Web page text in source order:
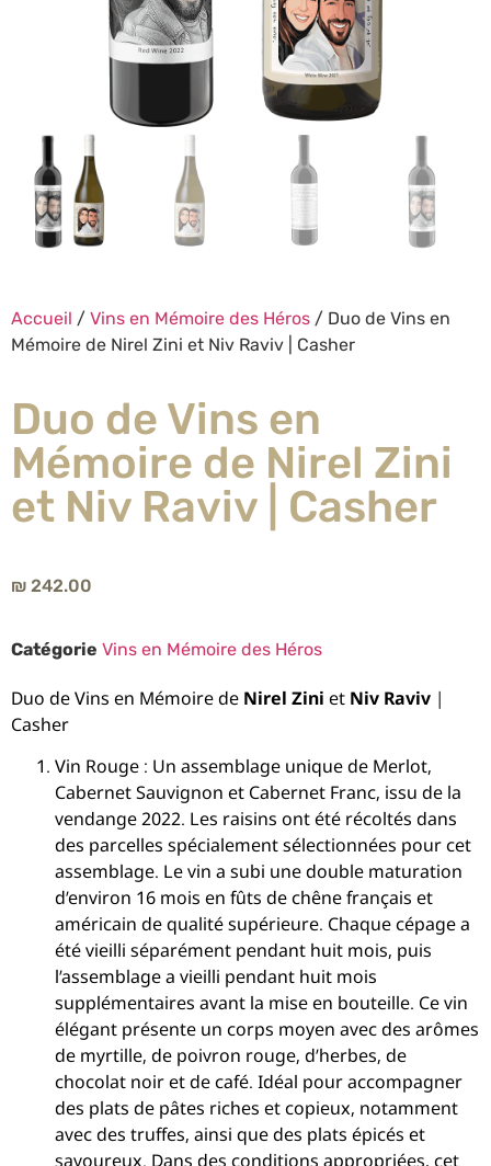
Accueil / Vins en Mémoire des Héros / Duo de Vins en
Mémoire de Nirel Zini et Niv Raviv | Casher
Duo de Vins en
Mémoire de Nirel Zini
et Niv Raviv | Casher
₪ 242.00
Catégorie Vins en Mémoire des Héros
Duo de Vins en Mémoire de Nirel Zini et Niv Raviv |
Casher
Vin Rouge : Un assemblage unique de Merlot,
Cabernet Sauvignon et Cabernet Franc, issu de la
vendange 2022. Les raisins ont été récoltés dans
des parcelles spécialement sélectionnées pour cet
assemblage. Le vin a subi une double maturation
d’environ 16 mois en fûts de chêne français et
américain de qualité supérieure. Chaque cépage a
été vieilli séparément pendant huit mois, puis
l’assemblage a vieilli pendant huit mois
supplémentaires avant la mise en bouteille. Ce vin
élégant présente un corps moyen avec des arômes
de myrtille, de poivron rouge, d’herbes, de
chocolat noir et de café. Idéal pour accompagner
des plats de pâtes riches et copieux, notamment
avec des truffes, ainsi que des plats épicés et
savoureux. Dans des conditions appropriées, cet